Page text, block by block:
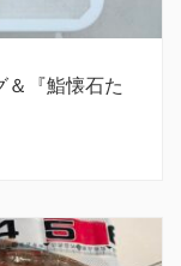
＆『鮨懐石た